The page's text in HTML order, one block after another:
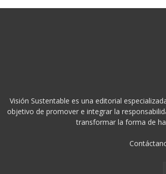
Visión Sustentable es una editorial
objetivo de promover e integrar la
transformar la forma de